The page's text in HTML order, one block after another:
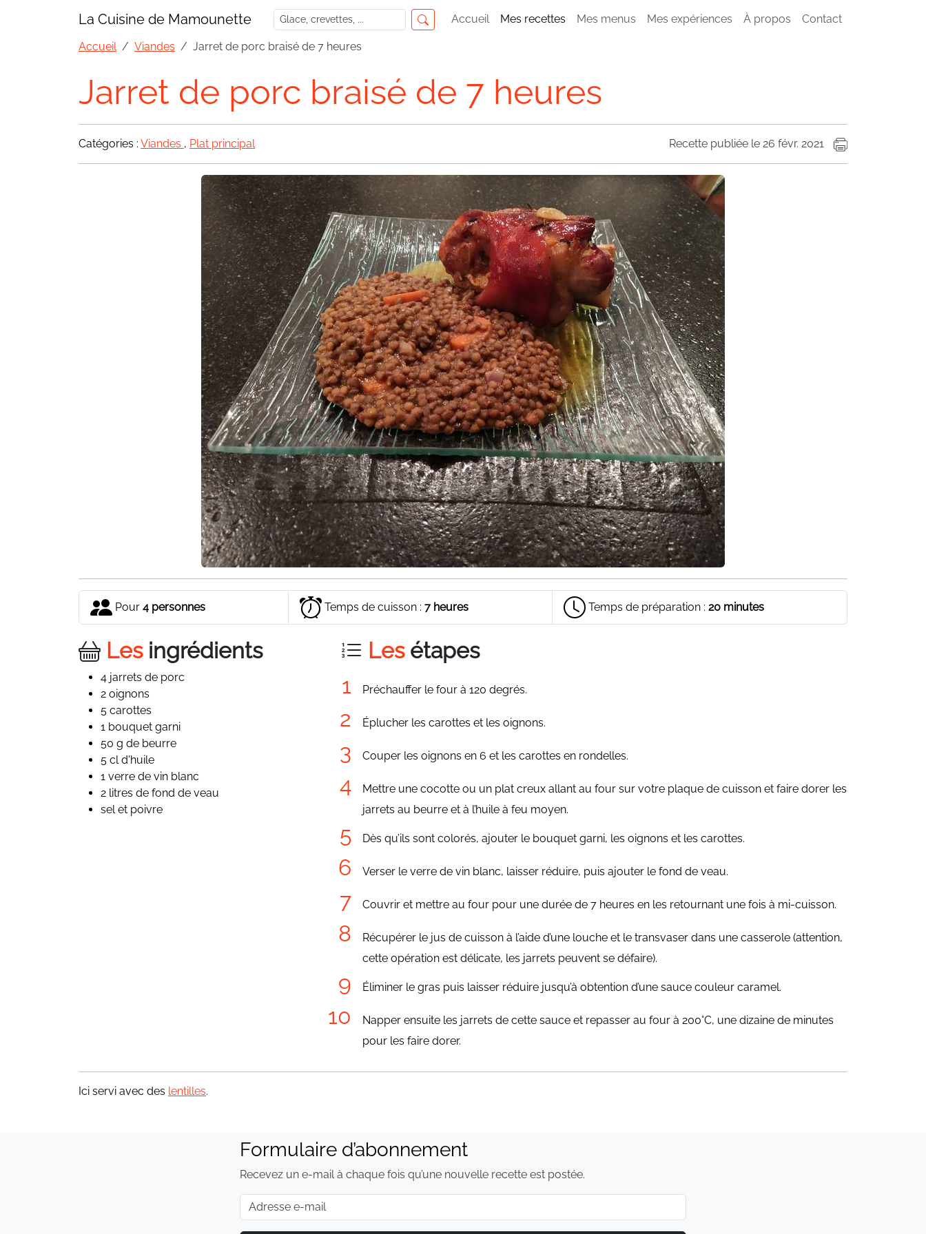
La Cuisine de Mamounette Accueil Mes recettes Mes menus Mes expériences À propos Contact
Accueil Viandes Jarret de porc braisé de 7 heures
Jarret de porc braisé de 7 heures
Catégories : Viandes , Plat principal Recette publiée le 26 févr. 2021
Pour 4 personnes Temps de cuisson :7 heures Temps de préparation : 20 minutes
Lesingrédients
4 jarrets de porc
2 oignons
5 carottes
1 bouquet garni
50 g de beurre
5 cl d'huile
1 verre de vin blanc
2 litres de fond de veau
sel et poivre
Lesétapes
Préchauffer le four à 120 degrés.
Éplucher les carottes et les oignons.
Couper les oignons en 6 et les carottes en rondelles.
Mettre une cocotte ou un plat creux allant au four sur votre plaque de cuisson et faire dorer les
jarrets au beurre et à l’huile à feu moyen.
Dès qu’ils sont colorés, ajouter le bouquet garni, les oignons et les carottes.
Verser le verre de vin blanc, laisser réduire, puis ajouter le fond de veau.
Couvrir et mettre au four pour une durée de 7 heures en les retournant une fois à mi-cuisson.
Récupérer le jus de cuisson à l’aide d’une louche et le transvaser dans une casserole (attention,
cette opération est délicate, les jarrets peuvent se défaire).
Éliminer le gras puis laisser réduire jusqu’à obtention d’une sauce couleur caramel.
Napper ensuite les jarrets de cette sauce et repasser au four à 200°C, une dizaine de minutes
pour les faire dorer.
Ici servi avec des lentilles.
Formulaire d’abonnement
Recevez un e-mail à chaque fois qu’une nouvelle recette est postée.
E-mail